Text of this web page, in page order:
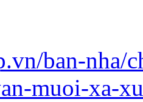
ban-nha/
muoi-xa-